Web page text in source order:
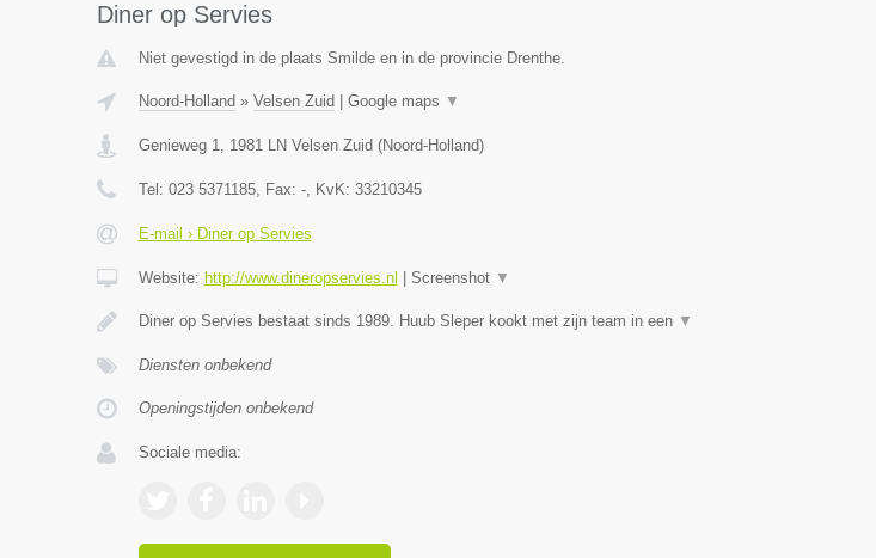
Diner op Servies
Niet gevestigd in de plaats Smilde en in de provincie Drenthe.
Noord-Holland » Velsen Zuid Google maps ▼
Genieweg 1, 1981 LN Velsen Zuid (Noord-Holland)
Tel: 023 5371185, Fax: -, KvK: 33210345
E-mail › Diner op Servies
Website: http://www.dineropservies.nl Screenshot ▼
Diner op Servies bestaat sinds 1989. Huub Sleper kookt met zijn team in een ▼
Diensten onbekend
Openingstijden onbekend
Sociale media: